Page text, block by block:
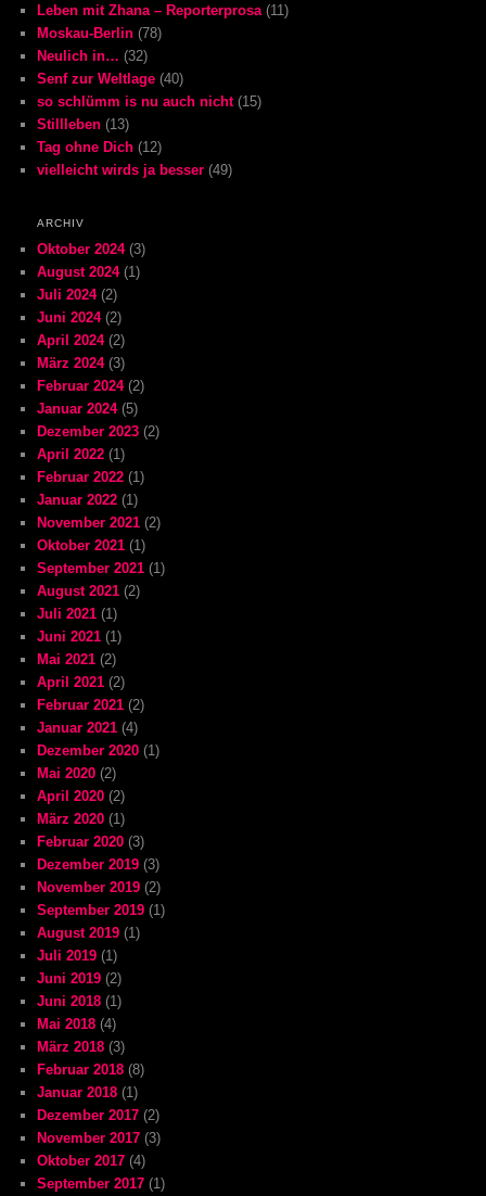
Leben mit Zhana – Reporterprosa (11)
Moskau-Berlin (78)
Neulich in… (32)
Senf zur Weltlage (40)
so schlümm is nu auch nicht(15)
Stillleben (13)
Tag ohne Dich (12)
vielleicht wirds ja besser (49)
ARCHIV
Oktober 2024(3)
August 2024(1)
Juli 2024(2)
Juni 2024(2)
April 2024(2)
März 2024(3)
Februar 2024(2)
Januar 2024(5)
Dezember 2023 (2)
April 2022 (1)
Februar 2022 (1)
Januar 2022 (1)
November 2021 (2)
Oktober 2021 (1)
September 2021 (1)
August 2021 (2)
Juli 2021 (1)
Juni 2021 (1)
Mai 2021 (2)
April 2021 (2)
Februar 2021 (2)
Januar 2021 (4)
Dezember 2020 (1)
Mai 2020 (2)
April 2020 (2)
März 2020 (1)
Februar 2020 (3)
Dezember 2019 (3)
November 2019 (2)
September 2019 (1)
August 2019 (1)
Juli 2019 (1)
Juni 2019 (2)
Juni 2018 (1)
Mai 2018 (4)
März 2018 (3)
Februar 2018 (8)
Januar 2018 (1)
Dezember 2017 (2)
November 2017 (3)
Oktober 2017 (4)
September 2017 (1)